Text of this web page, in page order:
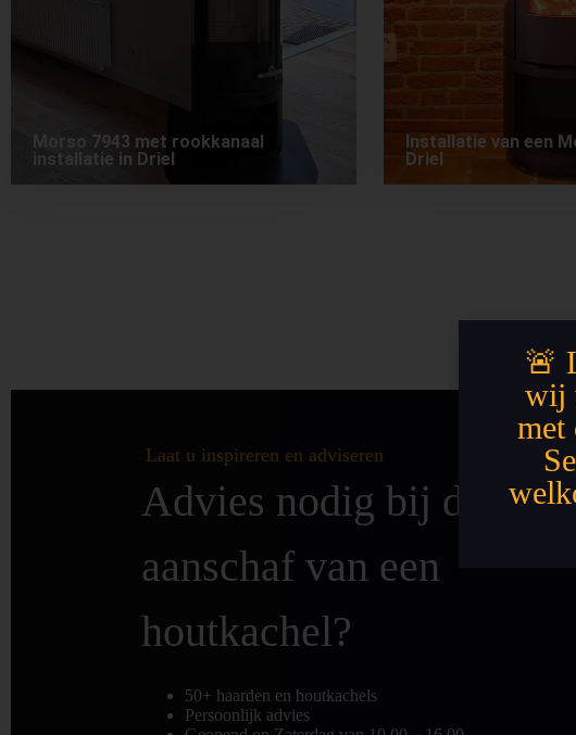
Morso 7943 met rookkanaal
installatie in Driel
Installatie van een
Driel
Laat u inspireren en adviseren
Advies nodig bij de
aanschaf van een
houtkachel?
50+ haarden en houtkachels
Persoonlijk advies
🚨
wij
met